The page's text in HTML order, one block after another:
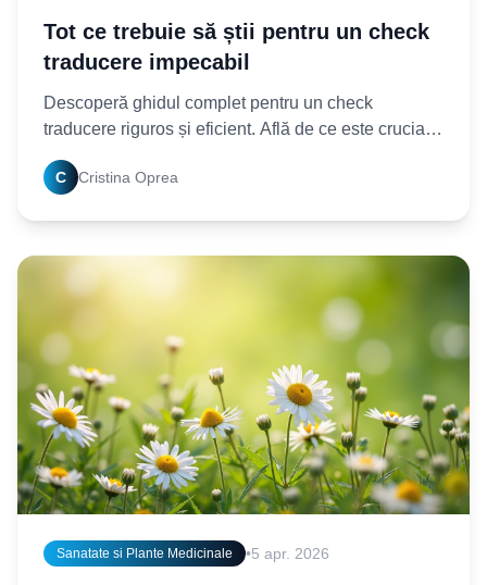
Tot ce trebuie să știi pentru un check
traducere impecabil
Descoperă ghidul complet pentru un check
traducere riguros și eficient. Află de ce este crucială
oricărei
C Cristina Oprea
Sanatate si Plante Medicinale •5 apr. 2026